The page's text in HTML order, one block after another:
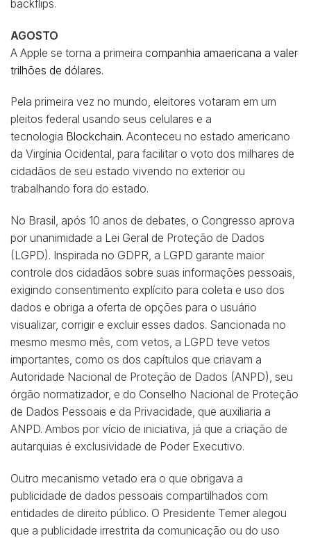
backflips.
AGOSTO
A Apple se torna a primeira companhia amaericana a valer
trilhões de dólares.
Pela primeira vez no mundo, eleitores votaram em um
pleitos federal usando seus celulares e a
tecnologia Blockchain. Aconteceu no estado americano
da Virgínia Ocidental, para facilitar o voto dos milhares de
cidadãos de seu estado vivendo no exterior ou
trabalhando fora do estado.
No Brasil, após 10 anos de debates, o Congresso aprova
por unanimidade a Lei Geral de Proteção de Dados
(LGPD). Inspirada no GDPR, a LGPD garante maior
controle dos cidadãos sobre suas informações pessoais,
exigindo consentimento explícito para coleta e uso dos
dados e obriga a oferta de opções para o usuário
visualizar, corrigir e excluir esses dados. Sancionada no
mesmo mesmo mês, com vetos, a LGPD teve vetos
importantes, como os dos capítulos que criavam a
Autoridade Nacional de Proteção de Dados (ANPD), seu
órgão normatizador, e do Conselho Nacional de Proteção
de Dados Pessoais e da Privacidade, que auxiliaria a
ANPD. Ambos por vício de iniciativa, já que a criação de
autarquias é exclusividade de Poder Executivo.
Outro mecanismo vetado era o que obrigava a
publicidade de dados pessoais compartilhados com
entidades de direito público. O Presidente Temer alegou
que a publicidade irrestrita da comunicação ou do uso